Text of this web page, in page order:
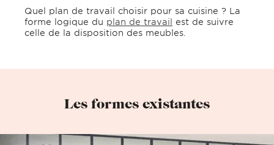
Quel plan de travail choisir pour sa cuisine ? La
forme logique du plan de travail est de suivre
celle de la disposition des meubles.
Les formes existantes